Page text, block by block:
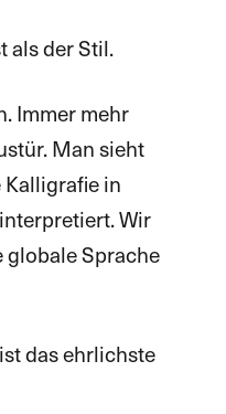
als der Stil.
Immer mehr
Man sieht
in
Wir
globale Sprache
das ehrlichste